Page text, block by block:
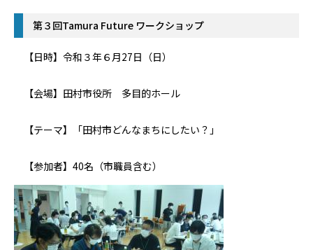
第３回Tamura Future ワークショップ
【日時】令和３年６月27日（日）
【会場】田村市役所 多目的ホール
【テーマ】「田村市どんなまちにしたい？」
【参加者】40名（市職員含む）